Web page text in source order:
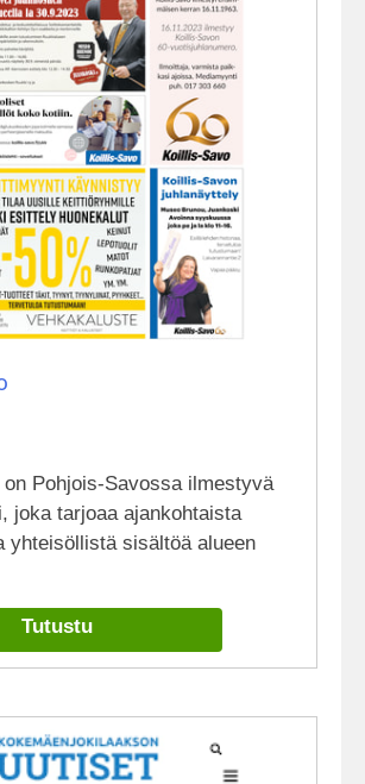
on Pohjois-Savossa ilmestyvä
joka tarjoaa ajankohtaista
yhteisöllistä sisältöä alueen
Tutustu